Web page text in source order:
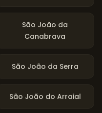
São João da
Canabrava
São João da Serra
São João do Arraial